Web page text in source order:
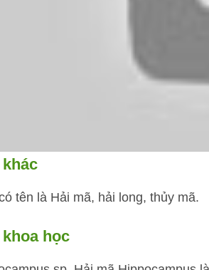
khác
tên là Hải mã, hải long, thủy mã.
khoa học